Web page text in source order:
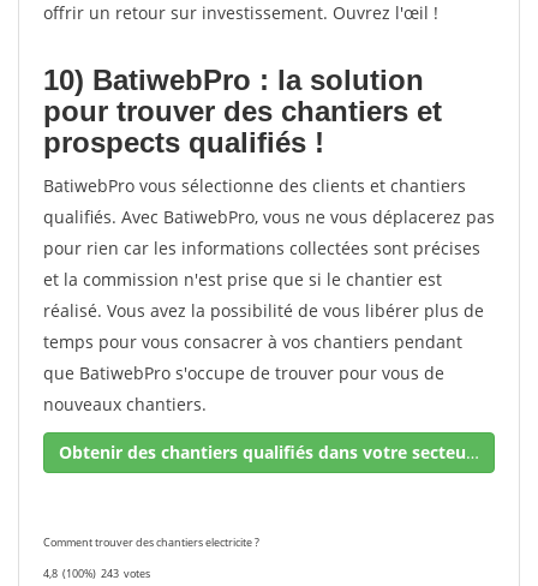
offrir un retour sur investissement. Ouvrez l'œil !
10) BatiwebPro : la solution
pour trouver des chantiers et
prospects qualifiés !
BatiwebPro vous sélectionne des clients et chantiers
qualifiés. Avec BatiwebPro, vous ne vous déplacerez pas
pour rien car les informations collectées sont précises
et la commission n'est prise que si le chantier est
réalisé. Vous avez la possibilité de vous libérer plus de
temps pour vous consacrer à vos chantiers pendant
que BatiwebPro s'occupe de trouver pour vous de
nouveaux chantiers.
Obtenir des chantiers qualifiés dans votre secteur !
Comment trouver des chantiers electricite ?
4,8 (100%) 243 votes